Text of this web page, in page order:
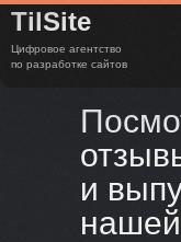
TilSite
Цифровое агентство
по разработке сайтов
и
( Отзывы )